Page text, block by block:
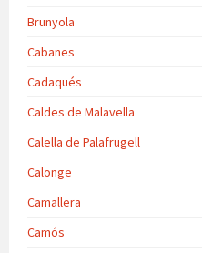
Brunyola
Cabanes
Cadaqués
Caldes de Malavella
Calella de Palafrugell
Calonge
Camallera
Camós